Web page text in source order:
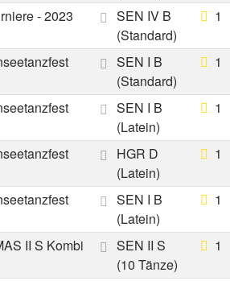
- 2023
SEN IV B
(Standard)
1
SEN I B
(Standard)
1
SEN I B
(Latein)
1
HGR D
(Latein)
1
SEN I B
(Latein)
1
II S Kombi
SEN II S
(10 Tänze)
1